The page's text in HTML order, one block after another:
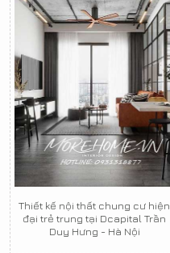
Thiết kế nội thất chung cư hiện
đại trẻ trung tại Dcapital Trần
Duy Hưng - Hà Nội